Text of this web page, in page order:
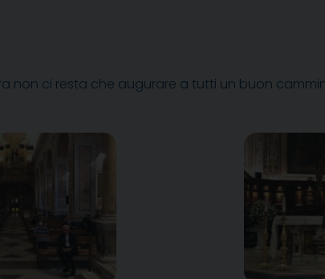
ci resta che augurare a tutti un buon